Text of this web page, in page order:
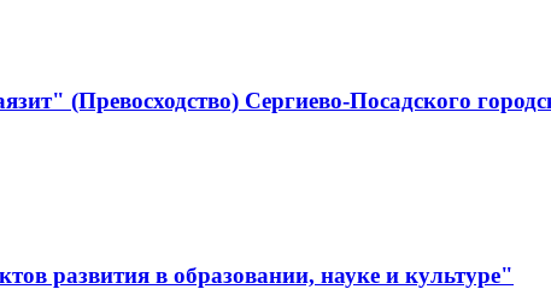
(Превосходство) Сергиево-Посадского
развития в образовании, науке и культуре"